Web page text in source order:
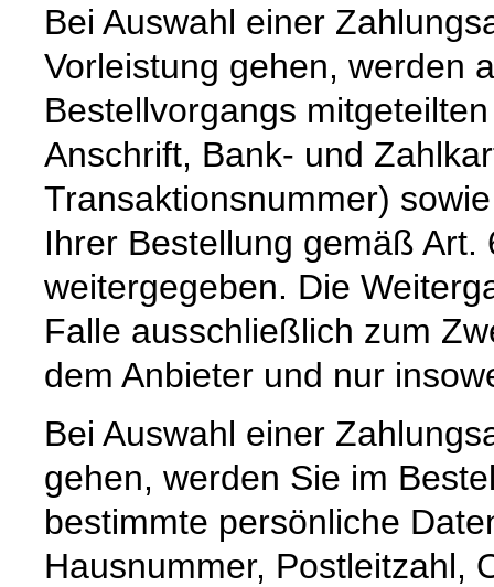
Bei Auswahl einer
Vorleistung gehen, werden
Bestellvorgangs
Anschrift, Bank- und
Transaktionsnummer)
Ihrer Bestellung gemäß Art.
weitergegeben. Die
Falle ausschließlich zum
dem Anbieter und nur
Bei Auswahl einer
gehen, werden Sie im
bestimmte persönliche
Hausnummer, Postleitzahl,